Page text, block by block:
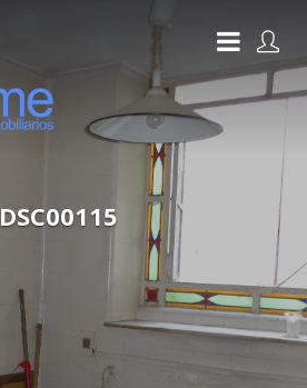
DSC00115